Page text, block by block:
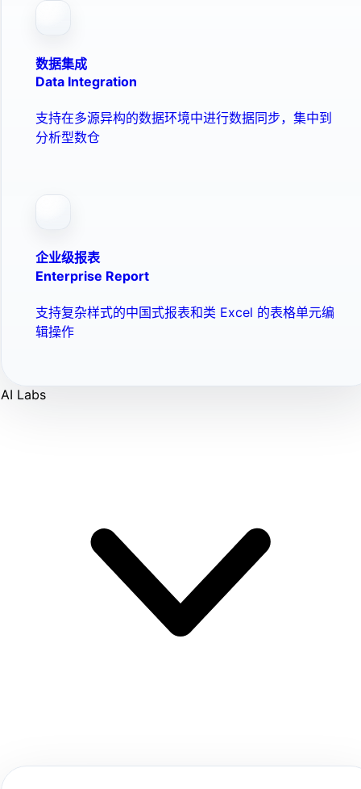
数据集成
Data Integration
支持在多源异构的数据环境中进行数据同步，集中到
分析型数仓
企业级报表
Enterprise Report
支持复杂样式的中国式报表和类 Excel 的表格单元编
辑操作
AI Labs